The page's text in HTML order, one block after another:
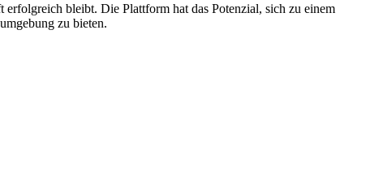
bleibt. Die Plattform hat das Potenzial, sich zu einem
zu bieten.